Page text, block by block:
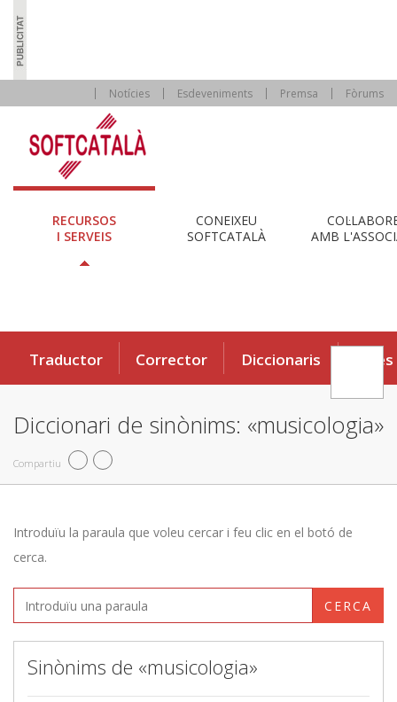
Notícies Esdeveniments Premsa Fòrums
RECURSOS
I SERVEIS
CONEIXEU
SOFTCATALÀ
AMB
Traductor Corrector Diccionaris Eines
Diccionari de sinònims: «musicologia»
Compartiu
Introduïu la paraula que voleu cercar i feu clic en el botó de
cerca.
CERCA
Sinònims de «musicologia»